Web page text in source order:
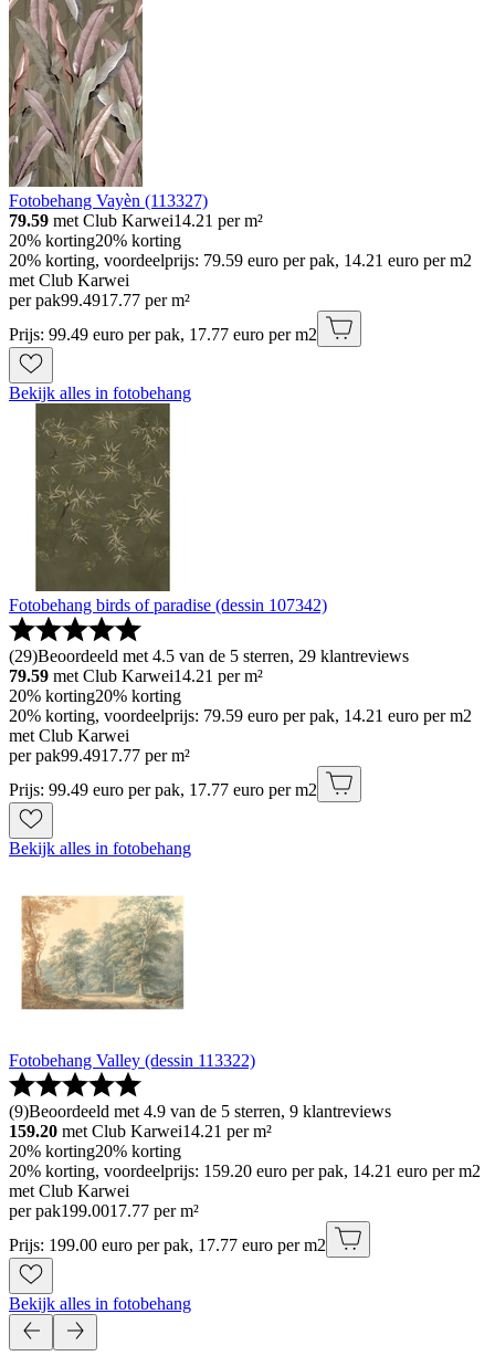
Fotobehang Vayèn (113327)
79.59 met Club Karwei14.21 per m²
20% korting20% korting
20% korting, voordeelprijs: 79.59 euro per pak, 14.21 euro per m2
met Club Karwei
per pak99.4917.77 per m²
Prijs: 99.49 euro per pak, 17.77 euro per m2
Bekijk alles in fotobehang
Fotobehang birds of paradise (dessin 107342)
(29)Beoordeeld met 4.5 van de 5 sterren, 29 klantreviews
79.59 met Club Karwei14.21 per m²
20% korting20% korting
20% korting, voordeelprijs: 79.59 euro per pak, 14.21 euro per m2
met Club Karwei
per pak99.4917.77 per m²
Prijs: 99.49 euro per pak, 17.77 euro per m2
Bekijk alles in fotobehang
Fotobehang Valley (dessin 113322)
(9)Beoordeeld met 4.9 van de 5 sterren, 9 klantreviews
159.20 met Club Karwei14.21 per m²
20% korting20% korting
20% korting, voordeelprijs: 159.20 euro per pak, 14.21 euro per m2
met Club Karwei
per pak199.0017.77 per m²
Prijs: 199.00 euro per pak, 17.77 euro per m2
Bekijk alles in fotobehang